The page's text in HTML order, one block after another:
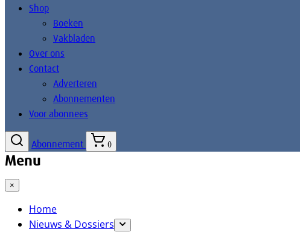
Shop
Boeken
Vakbladen
Over ons
Contact
Adverteren
Abonnementen
Voor abonnees
Abonnement 0
Menu
×
Home
Nieuws & Dossiers